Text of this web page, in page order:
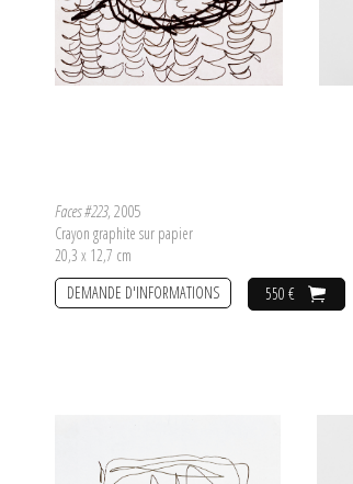
Faces #223, 2005
Crayon graphite sur papier
20,3 x 12,7 cm
550 €
DEMANDE D'INFORMATIONS